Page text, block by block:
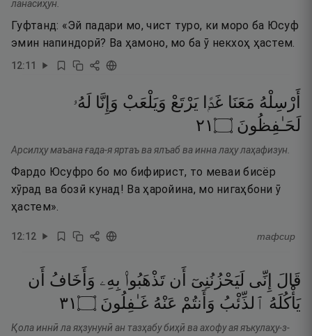
ланасиҳун.
Гуфтанд: «Эй падари мо, чист туро, ки моро ба Юсуф
эмин напиндорӣ? Ва ҳамоно, мо ба ӯ некхоҳ ҳастем.
12:11
أَرْسِلْهُ مَعَنَا غَدًۭا يَرْتَعْ وَيَلْعَبْ وَإِنَّا لَهُۥ
لَحَـٰفِظُونَ ۝١٢
Арсилҳу маъана ғада-я яртаъ ва ялъаб ва инна лаҳу лаҳафизун.
Фардо Юсуфро бо мо бифирист, то меваи бисёр
хӯрад ва бозӣ кунад! Ва ҳаройина, мо нигаҳбони ӯ
ҳастем».
12:12 тафсир
قَالَ إِنِّى لَيَحْزُنُنِىٓ أَن تَذْهَبُوا۟ بِهِۦ وَأَخَافُ
أَن
يَأْكُلَهُ ٱلذِّئْبُ وَأَنتُمْ عَنْهُ غَـٰفِلُونَ ۝١٣
Қола иннӣ ла яҳзунунӣ ан тазҳабу биҳӣ ва ахофу ая яъкулаҳу-з-